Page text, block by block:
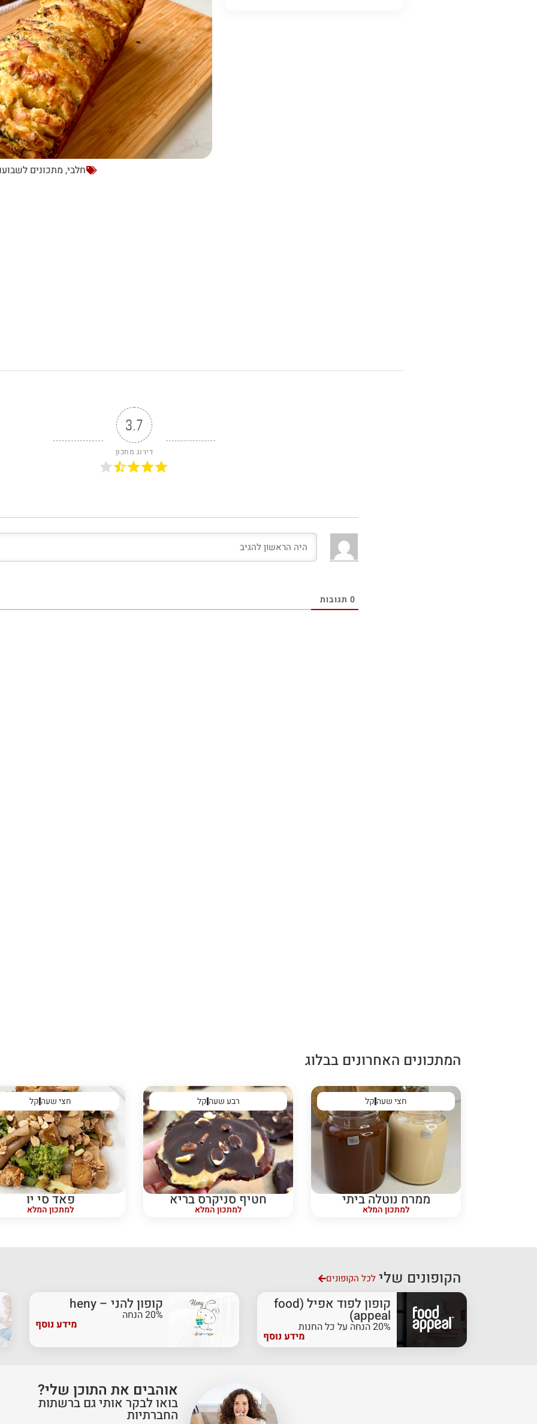
חלבי, מתכונים
3.7
דירוג מתכון
0 תגובות
המתכונים האחרונים בבלוג
חצי שעה קל
ממרח נוטלה ביתי
למתכון המלא
רבע שעהקל
חטיף סניקרס בריא
למתכון המלא
חצי שעה קל
פאד סי יו
למתכון המלא
הקופונים שלי לכל הקופונים
קופון לפוד אפיל (food
appeal)
20% הנחה על כל החנות
מידע נוסף
קופון להני – heny
20% הנחה
מידע נוסף
אוהבים את התוכן שלי?
בואו לבקר אותי גם ברשתות
החברתיות